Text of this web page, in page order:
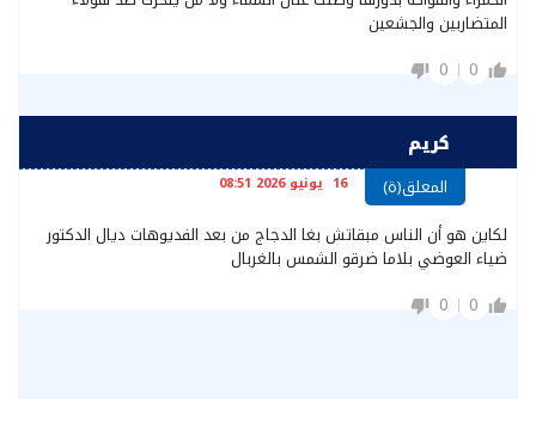
المتضاربين والجشعين
0
0
كريم
المعلق(ة) 16 يونيو 2026 08:51
لكاين هو أن الناس مبقاتش بغا الدجاج من بعد الفديوهات ديال الدكتور
ضياء العوضي بلاما ضرقو الشمس بالغربال
0
0